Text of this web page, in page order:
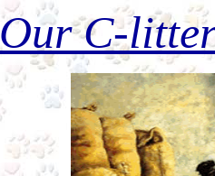
Our C-